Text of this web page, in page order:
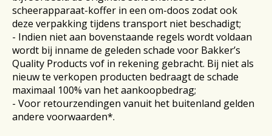
scheerapparaat-koffer in een om-doos zodat ook
deze verpakking tijdens transport niet beschadigt;
- Indien niet aan bovenstaande regels wordt voldaan
wordt bij inname de geleden schade voor Bakker’s
Quality Products vof in rekening gebracht. Bij niet als
nieuw te verkopen producten bedraagt de schade
maximaal 100% van het aankoopbedrag;
- Voor retourzendingen vanuit het buitenland gelden
andere voorwaarden*.